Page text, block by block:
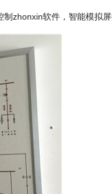
zhonxin软件，智能模拟